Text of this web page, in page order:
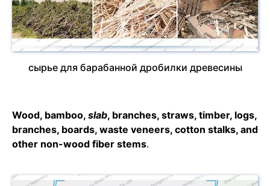
сырье для барабанной дробилки древесины
Wood, bamboo, slab, branches, straws, timber, logs,
branches, boards, waste veneers, cotton stalks, and
other non-wood fiber stems.